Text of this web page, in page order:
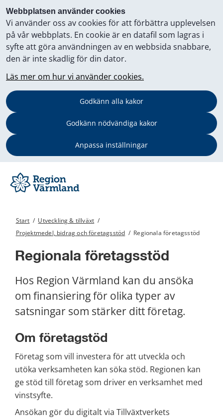
Webbplatsen använder cookies
Vi använder oss av cookies för att förbättra upplevelsen
på vår webbplats. En cookie är en datafil som lagras i
syfte att göra användningen av en webbsida snabbare,
den är inte skadlig för din dator.
Läs mer om hur vi använder cookies.
Godkänn alla kakor
Godkänn nödvändiga kakor
Anpassa inställningar
Start / Utveckling & tillväxt /
Projektmedel, bidrag och företagsstöd / Regionala företagsstöd
Regionala företagsstöd
Hos Region Värmland kan du ansöka
om finansiering för olika typer av
satsningar som stärker ditt företag.
Om företagstöd
Företag som vill investera för att utveckla och
utöka verksamheten kan söka stöd. Regionen kan
ge stöd till företag som driver en verksamhet med
vinstsyfte.
Ansökan gör du digitalt via Tillväxtverkets